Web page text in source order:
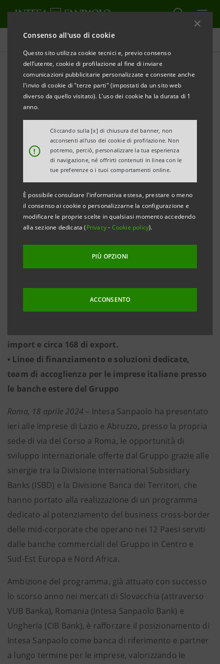
Consenso all'uso di cookie
Questo sito utilizza cookie tecnici e, previo consenso
dell’utente, cookie di profilazione al fine di inviare
comunicazioni pubblicitarie personalizzate e consente anche
l'invio di cookie di "terze parti" (impostati da un sito web
diverso da quello visitato). L'uso dei cookie ha la durata di 1
anno.
!
Cliccando sulla [x] di chiusura del banner, non
acconsenti all’uso dei cookie di profilazione. Non
potremo, perciò, personalizzare la tua esperienza
di navigazione, né offrirti contenuti in linea con le
tue preferenze o i tuoi comportamenti online.
È possibile consultare l'informativa estesa, prestare o meno
il consenso ai cookie o personalizzarne la configurazione e
modificare le proprie scelte in qualsiasi momento accedendo
alla sezione dedicata (Privacy- Cookie policy).
PIÙ OPZIONI
ACCONSENTO
Comunicati stampa
STAMPA AGGIORNA
INTESA SANPAOLO: ROAD SHOW DEDICATO
ALL’INTERNAZIONALIZZAZIONE DELLE PMI DI LAZIO
E ABRUZZO
PROGRAMMA SINERGICO DELLE DIVISIONI
INTERNATIONAL SUBSIDIARY BANKS E BANCA DEI
TERRITORI RIVOLTO AD ALBANIA, CROAZIA, SERBIA
E SLOVENIA
• Nuove opportunità di crescita per le PMI italiane
nei 12 Paesi serviti dalle banche commerciali del
Gruppo in Centro e Sud-Est Europa e Nord Africa.
Albania, Croazia, Serbia e Slovenia si è assestato a
circa 602 milioni di euro. Le esportazioni sono
state quasi 268 milioni di euro, mentre le
importazioni hanno sfiorato i 334 milioni di euro.
• Per l’Abruzzo l’interscambio commerciale nel 2023
import e circa 168 di export.
• Linee di finanziamento e soluzioni dedicate,
team di accoglienza per le imprese italiane presso
le banche estere del Gruppo
Roma, 18 aprile 2024 – Intesa Sanpaolo ha presentato
ieri alle imprese di Lazio e Abruzzo, presso la propria
sede di via del Corso a Roma, le opportunità di
sviluppo internazionale offerte dal Gruppo grazie alle
sinergie tra la Divisione International Subsidiary
Banks (ISBD) e la Divisione Banca dei Territori, che
hanno portato alla realizzazione di un programma
dedicato al potenziamento del business cross-border
delle mid-corporate che operano nei 12 Paesi serviti
dalle banche commerciali del Gruppo in Centro e
Sud-Est Europa e Nord Africa.
Ambizione del programma, già attuato con successo
lo scorso anno nei mercati di Slovacchia (attraverso
VUB Banka), Romania (Intesa Sanpaolo Bank) e
Ungheria (CIB Bank), è rafforzare il posizionamento di
Intesa Sanpaolo come banca di riferimento e partner
a lungo termine per le imprese, valorizzando le